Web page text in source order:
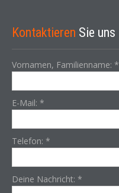
Kontaktieren Sie uns
Vornamen, Familienname: *
E-Mail: *
Telefon: *
Deine Nachricht: *